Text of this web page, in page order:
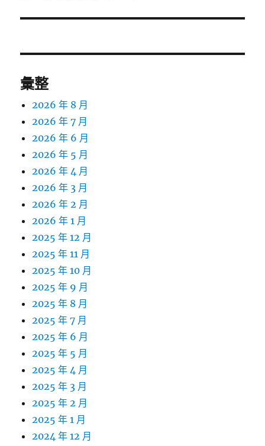
文
彙整
2026 年 8 月
2026 年 7 月
2026 年 6 月
2026 年 5 月
2026 年 4 月
2026 年 3 月
2026 年 2 月
2026 年 1 月
2025 年 12 月
2025 年 11 月
2025 年 10 月
2025 年 9 月
2025 年 8 月
2025 年 7 月
2025 年 6 月
2025 年 5 月
2025 年 4 月
2025 年 3 月
2025 年 2 月
2025 年 1 月
2024 年 12 月